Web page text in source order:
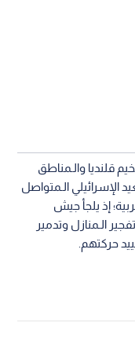
قلنديا والـمناطق
الإسرائيلي الـمتواصل
إذ يلجأ جيش
الـمنازل وتدمير
حركتهم.